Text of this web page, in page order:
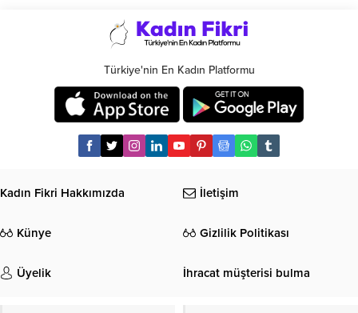
Türkiye'nin En Kadın Platformu
Kadın Fikri Hakkımızda İletişim
Künye Gizlilik Politikası
Üyelik İhracat müşterisi bulma